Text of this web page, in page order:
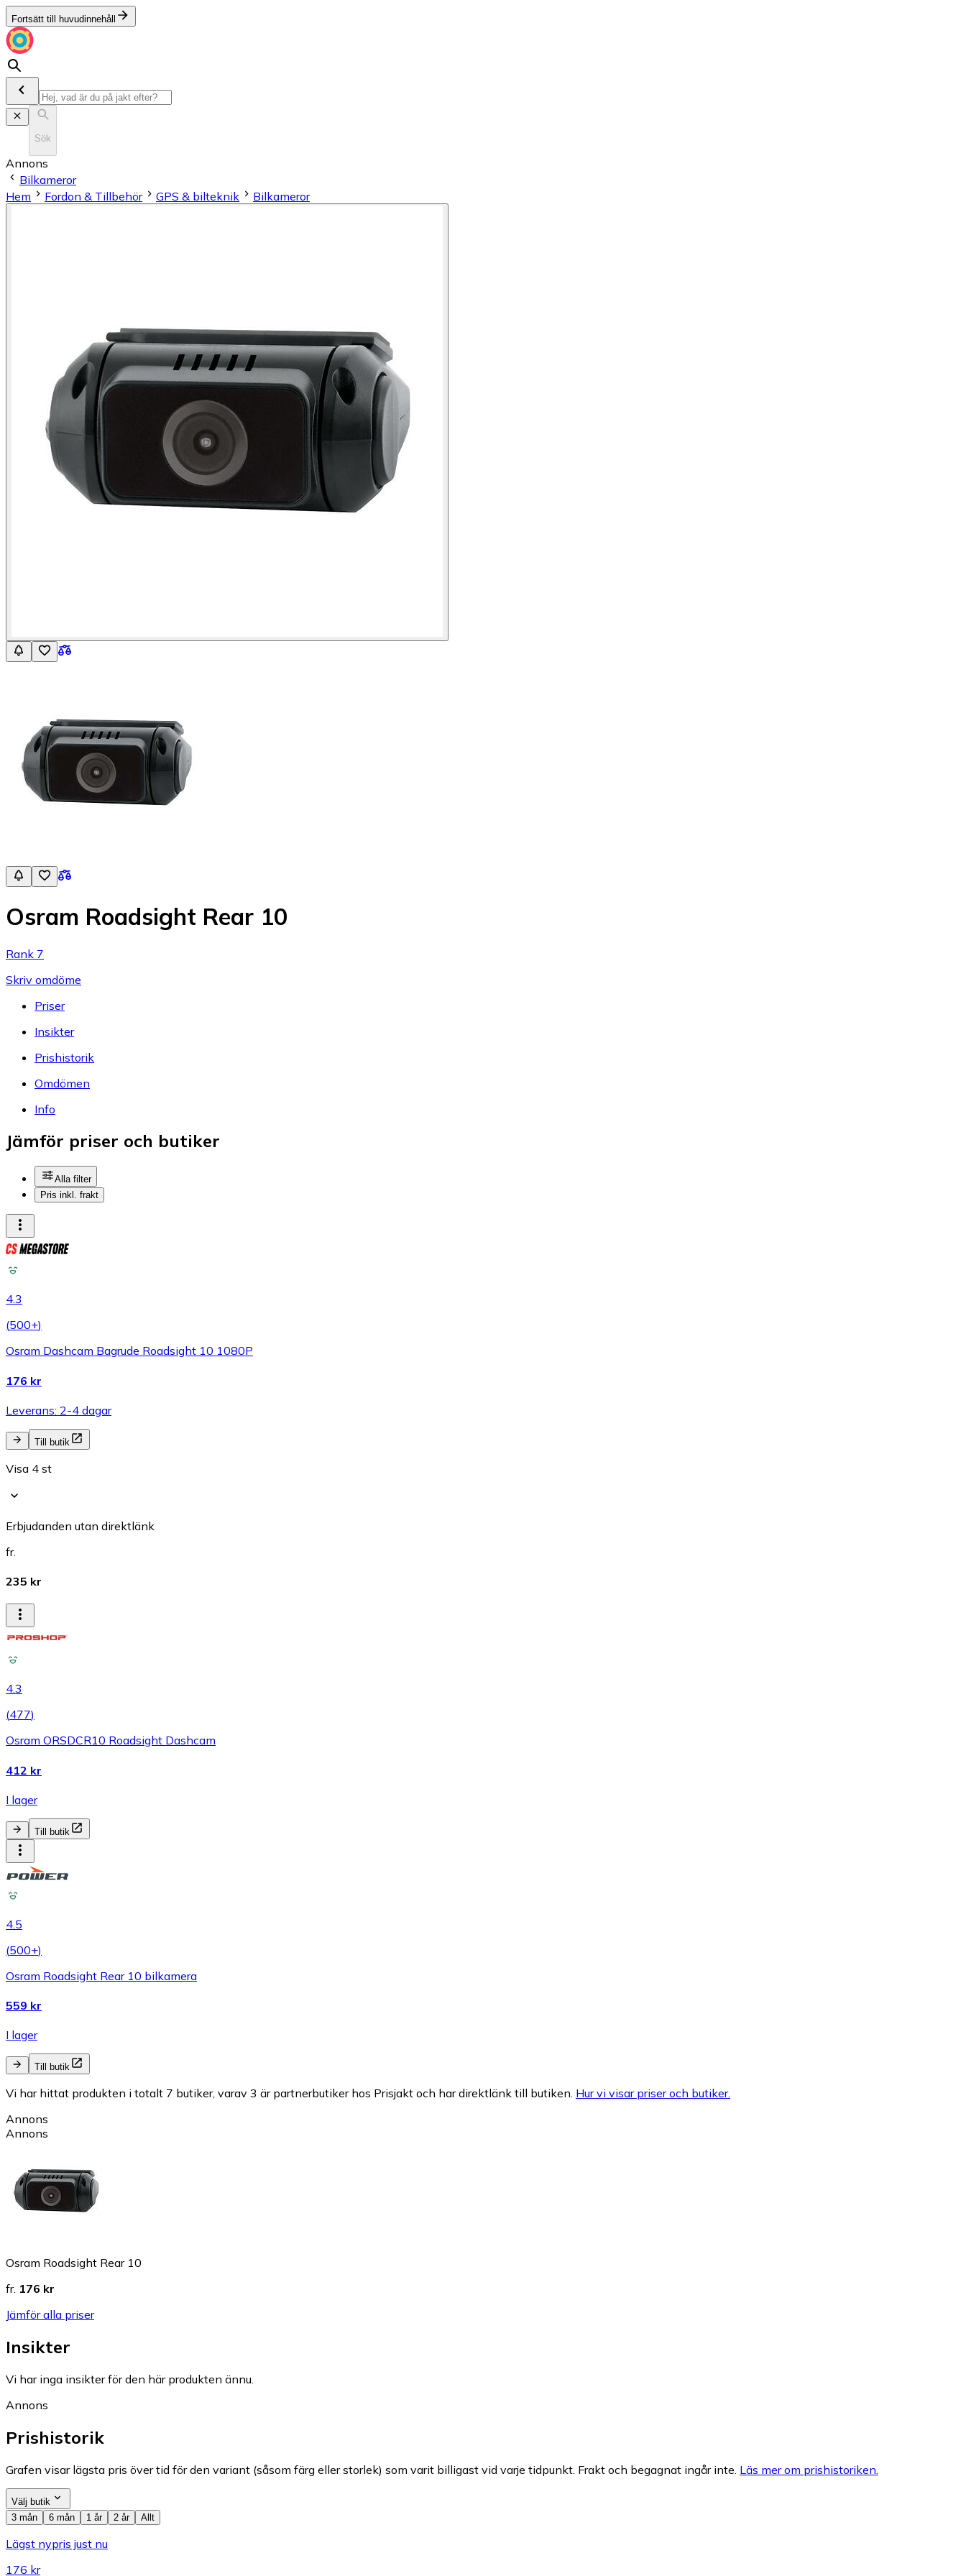
Fortsätt till huvudinnehåll
Sök
Annons
Bilkameror
Hem
Fordon & Tillbehör GPS & bilteknik Bilkameror
Osram Roadsight Rear 10
Rank 7
Skriv omdöme
Priser
Insikter
Prishistorik
Omdömen
Info
Jämför priser och butiker
Alla filter
Pris inkl. frakt
4.3
(500+)
Osram Dashcam Bagrude Roadsight 10 1080P
176 kr
Leverans: 2-4 dagar
Till butik
Visa 4 st
Erbjudanden utan direktlänk
fr.
235 kr
4.3
(477)
Osram ORSDCR10 Roadsight Dashcam
412 kr
I lager
Till butik
4.5
(500+)
Osram Roadsight Rear 10 bilkamera
559 kr
I lager
Till butik
Vi har hittat produkten i totalt 7 butiker, varav 3 är partnerbutiker hos Prisjakt och har direktlänk till butiken. Hur vi visar priser och butiker.
Annons
Annons
Osram Roadsight Rear 10
fr. 176 kr
Jämför alla priser
Insikter
Vi har inga insikter för den här produkten ännu.
Annons
Prishistorik
Grafen visar lägsta pris över tid för den variant (såsom färg eller storlek) som varit billigast vid varje tidpunkt. Frakt och begagnat ingår inte. Läs mer om prishistoriken.
Välj butik
3 mån
6 mån 1 år 2 år Allt
Lägst nypris just nu
176 kr